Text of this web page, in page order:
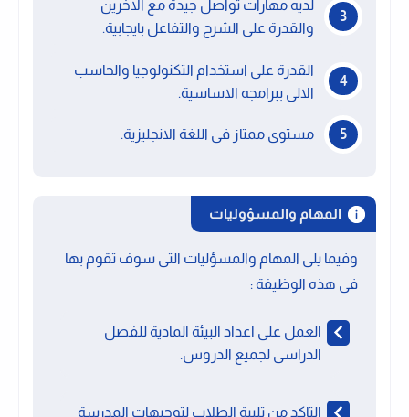
لديه مهارات تواصل جيدة مع الاخرين
والقدرة على الشرح والتفاعل بايجابية.
القدرة على استخدام التكنولوجيا والحاسب
الالى ببرامجه الاساسية.
مستوى ممتاز فى اللغة الانجليزية.
المهام والمسؤوليات
وفيما يلى المهام والمسؤليات التى سوف تقوم بها
فى هذه الوظيفة :
العمل على اعداد البيئة المادية للفصل
الدراسى لجميع الدروس.
التاكد من تلبية الطلاب لتوجيهات المدرسة